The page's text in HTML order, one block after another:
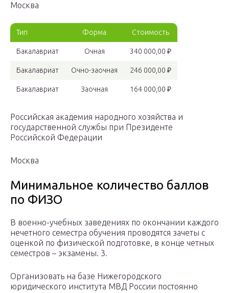
Москва
Тип Форма Стоимость
Бакалавриат Очная 340 000,00 ₽
Бакалавриат Очно-заочная 246 000,00 ₽
Бакалавриат Заочная 164 000,00 ₽
Российская академия народного хозяйства и
государственной службы при Президенте
Российской Федерации
Москва
Минимальное количество баллов
по ФИЗО
В военно-учебных заведениях по окончании каждого
нечетного семестра обучения проводятся зачеты с
оценкой по физической подготовке, в конце четных
семестров – экзамены. 3.
Организовать на базе Нижегородского
юридического института МВД России постоянно